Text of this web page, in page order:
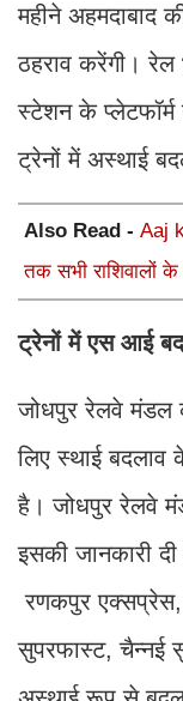
महीने अहमदाबाद
ठहराव करेंगी। रेल
स्टेशन के
ट्रेनों में अस्थाई
Also Read - Aaj
तक सभी राशिवालों
ट्रेनों में एस आई
जोधपुर रेलवे मंडल
लिए स्थाई बदलाव
है। जोधपुर रेलवे
इसकी जानकारी
रणकपुर एक्सप्रेस,
सुपरफास्ट, चैन्नई